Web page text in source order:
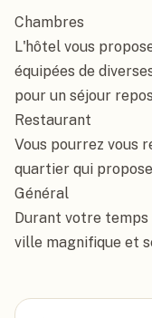
Chambres
L'hôtel vous
équipées de
pour un séjour
Restaurant
Vous pourrez vous
quartier qui
Général
Durant votre
ville magnifique et